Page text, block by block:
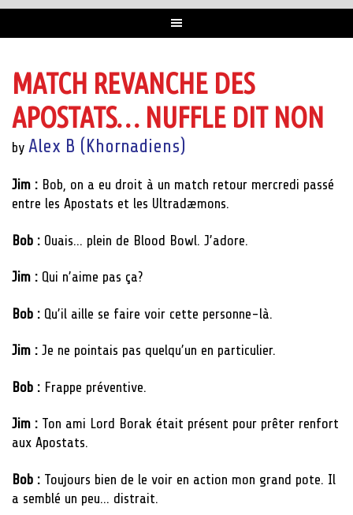
MATCH REVANCHE DES
APOSTATS… NUFFLE DIT NON
by Alex B (Khornadiens)
Jim : Bob, on a eu droit à un match retour mercredi passé
entre les Apostats et les Ultradæmons.
Bob : Ouais… plein de Blood Bowl. J’adore.
Jim : Qui n’aime pas ça?
Bob : Qu’il aille se faire voir cette personne-là.
Jim : Je ne pointais pas quelqu’un en particulier.
Bob : Frappe préventive.
Jim : Ton ami Lord Borak était présent pour prêter renfort
aux Apostats.
Bob : Toujours bien de le voir en action mon grand pote. Il
a semblé un peu… distrait.